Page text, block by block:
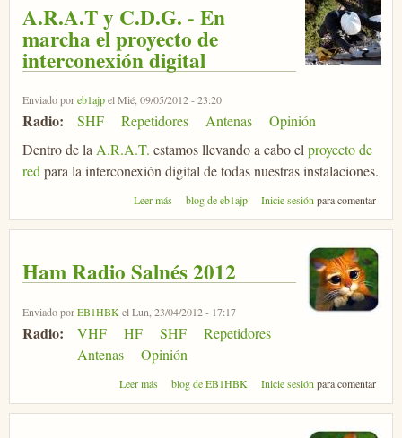
A.R.A.T y C.D.G. - En
marcha el proyecto de
interconexión digital
Enviado poreb1ajpel Mié, 09/05/2012 - 23:20
Radio: SHF Repetidores Antenas
Opinión
Dentro de la A.R.A.T. estamos llevando a cabo el proyecto de
red para la interconexión digital de todas nuestras instalaciones.
Leer más sobre A.R.A.T y C.D.G. - En marcha el proyecto
blog de eb1ajp Inicie sesión para comentar
Ham Radio Salnés 2012
Enviado porEB1HBK el Lun, 23/04/2012 - 17:17
Radio: VHF HF SHF
Repetidores
Antenas
Opinión
Leer más sobre Ham Radio Salnés 2012
blog de EB1HBK Inicie sesión para comentar